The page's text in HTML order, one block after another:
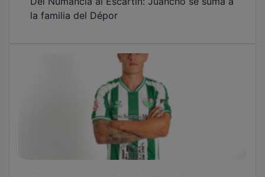
la familia del Dépor